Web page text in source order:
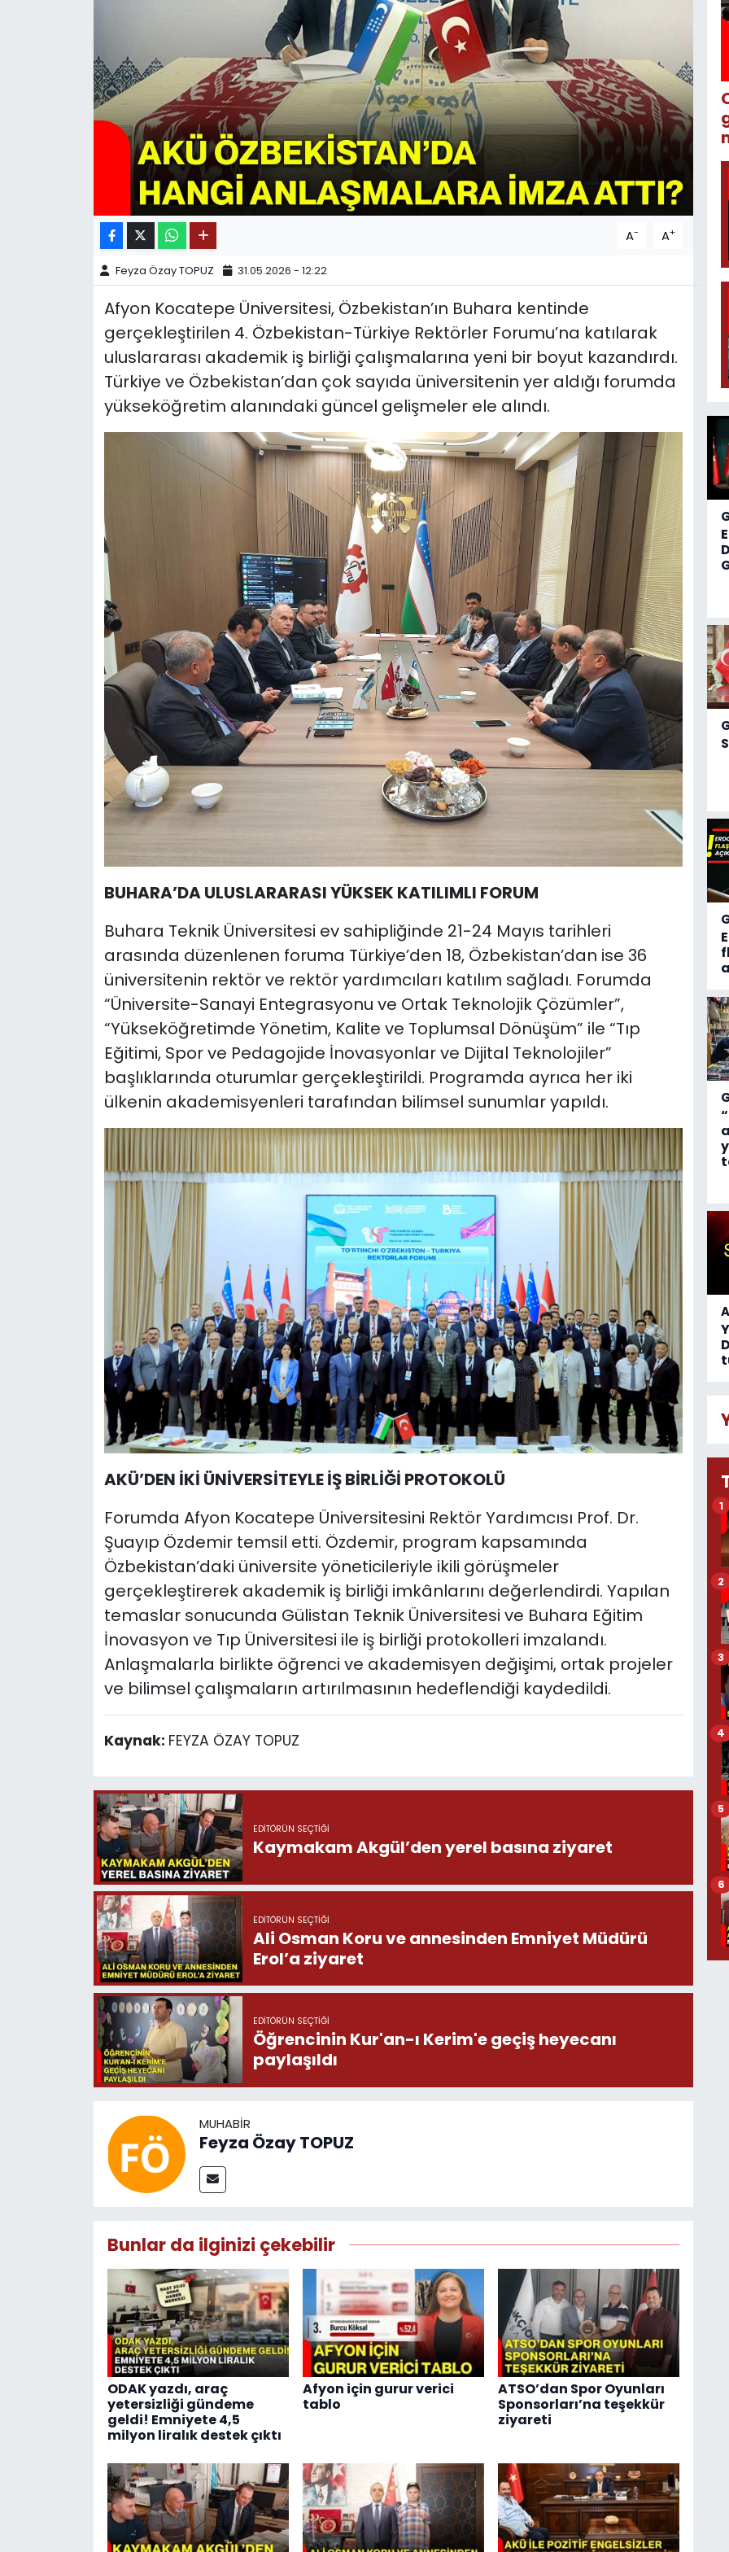
A- A+
Feyza Özay TOPUZ 31.05.2026 - 12:22
Afyon Kocatepe Üniversitesi, Özbekistan’ın Buhara kentinde
gerçekleştirilen 4. Özbekistan-Türkiye Rektörler Forumu’na katılarak
uluslararası akademik iş birliği çalışmalarına yeni bir boyut kazandırdı.
Türkiye ve Özbekistan’dan çok sayıda üniversitenin yer aldığı forumda
yükseköğretim alanındaki güncel gelişmeler ele alındı.
BUHARA’DA ULUSLARARASI YÜKSEK KATILIMLI FORUM
Buhara Teknik Üniversitesi ev sahipliğinde 21-24 Mayıs tarihleri
arasında düzenlenen foruma Türkiye’den 18, Özbekistan’dan ise 36
üniversitenin rektör ve rektör yardımcıları katılım sağladı. Forumda
“Üniversite-Sanayi Entegrasyonu ve Ortak Teknolojik Çözümler”,
“Yükseköğretimde Yönetim, Kalite ve Toplumsal Dönüşüm” ile “Tıp
Eğitimi, Spor ve Pedagojide İnovasyonlar ve Dijital Teknolojiler”
başlıklarında oturumlar gerçekleştirildi. Programda ayrıca her iki
ülkenin akademisyenleri tarafından bilimsel sunumlar yapıldı.
AKÜ’DEN İKİ ÜNİVERSİTEYLE İŞ BİRLİĞİ PROTOKOLÜ
Forumda Afyon Kocatepe Üniversitesini Rektör Yardımcısı Prof. Dr.
Şuayıp Özdemir temsil etti. Özdemir, program kapsamında
Özbekistan’daki üniversite yöneticileriyle ikili görüşmeler
gerçekleştirerek akademik iş birliği imkânlarını değerlendirdi. Yapılan
temaslar sonucunda Gülistan Teknik Üniversitesi ve Buhara Eğitim
İnovasyon ve Tıp Üniversitesi ile iş birliği protokolleri imzalandı.
Anlaşmalarla birlikte öğrenci ve akademisyen değişimi, ortak projeler
ve bilimsel çalışmaların artırılmasının hedeflendiği kaydedildi.
Kaynak: FEYZA ÖZAY TOPUZ
EDITÖRÜN SEÇTIĞI
Kaymakam Akgül’den yerel basına ziyaret
EDITÖRÜN SEÇTIĞI
Ali Osman Koru ve annesinden Emniyet Müdürü
Erol’a ziyaret
EDITÖRÜN SEÇTIĞI
Öğrencinin Kur'an-ı Kerim'e geçiş heyecanı
paylaşıldı
MUHABIR
Feyza Özay TOPUZ
Bunlar da ilginizi çekebilir
ODAK yazdı, araç
yetersizliği gündeme
geldi! Emniyete 4,5
milyon liralık destek çıktı
Afyon için gurur verici
tablo
ATSO’dan Spor Oyunları
Sponsorları’na teşekkür
ziyareti
1
2
3
4
5
6
11:11 MANŞET